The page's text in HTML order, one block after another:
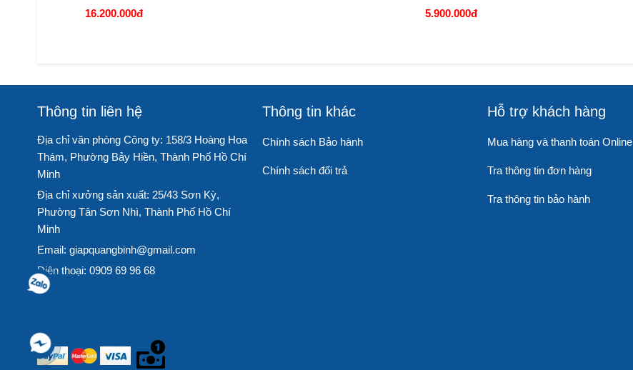
16.200.000đ
5.900.000đ
Thông tin liên hệ
Địa chỉ văn phòng Công ty: 158/3 Hoàng Hoa
Thám, Phường Bảy Hiền, Thành Phố Hồ Chí
Minh
Địa chỉ xưởng sản xuất: 25/43 Sơn Kỳ,
Phường Tân Sơn Nhì, Thành Phố Hồ Chí
Minh
Email: giapquangbinh@gmail.com
Điện thoại: 0909 69 96 68
Thông tin khác
Chính sách Bảo hành
Chính sách đổi trả
Hỗ trợ khách hàng
Mua hàng và thanh toán Online
Tra thông tin đơn hàng
Tra thông tin bảo hành